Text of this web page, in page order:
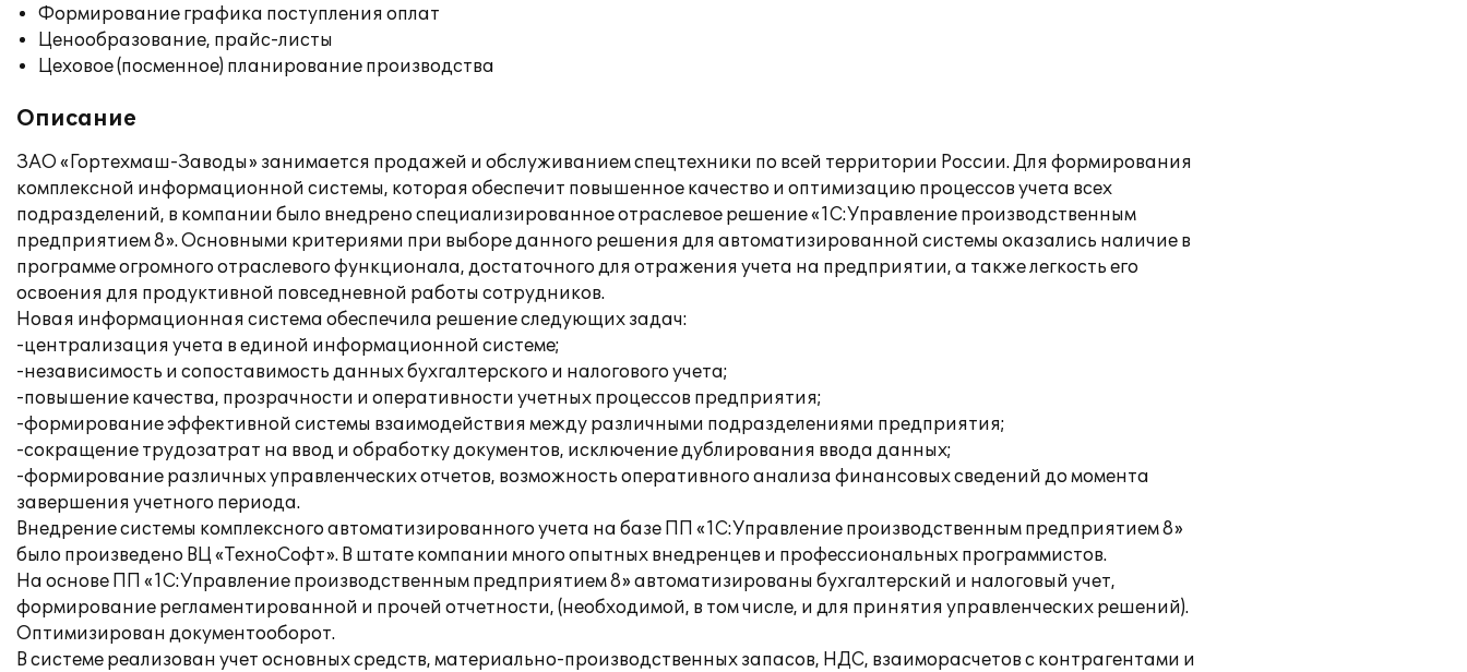
Формирование графика поступления оплат
Ценообразование, прайс-листы
Цеховое (посменное) планирование производства
Описание
ЗАО «Гортехмаш-Заводы» занимается продажей и обслуживанием спецтехники по всей территории России. Для формирования
комплексной информационной системы, которая обеспечит повышенное качество и оптимизацию процессов учета всех
подразделений, в компании было внедрено специализированное отраслевое решение «1С:Управление производственным
предприятием 8». Основными критериями при выборе данного решения для автоматизированной системы оказались наличие в
программе огромного отраслевого функционала, достаточного для отражения учета на предприятии, а также легкость его
освоения для продуктивной повседневной работы сотрудников.
Новая информационная система обеспечила решение следующих задач:
-централизация учета в единой информационной системе;
-независимость и сопоставимость данных бухгалтерского и налогового учета;
-повышение качества, прозрачности и оперативности учетных процессов предприятия;
-формирование эффективной системы взаимодействия между различными подразделениями предприятия;
-сокращение трудозатрат на ввод и обработку документов, исключение дублирования ввода данных;
-формирование различных управленческих отчетов, возможность оперативного анализа финансовых сведений до момента
завершения учетного периода.
Внедрение системы комплексного автоматизированного учета на базе ПП «1С:Управление производственным предприятием 8»
было произведено ВЦ «ТехноСофт». В штате компании много опытных внедренцев и профессиональных программистов.
На основе ПП «1С:Управление производственным предприятием 8» автоматизированы бухгалтерский и налоговый учет,
формирование регламентированной и прочей отчетности, (необходимой, в том числе, и для принятия управленческих решений).
Оптимизирован документооборот.
В системе реализован учет основных средств, материально-производственных запасов, НДС, взаиморасчетов с контрагентами и